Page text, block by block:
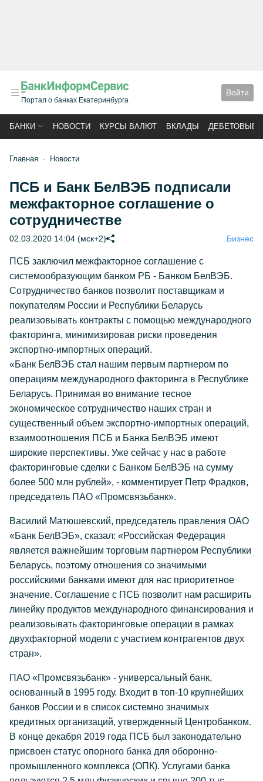
Портал о банках Екатеринбурга
Войти
БАНКИ НОВОСТИ КУРСЫ ВАЛЮТ ВКЛАДЫ ДЕБЕТОВЫЕ
Главная Новости
ПСБ и Банк БелВЭБ подписали
межфакторное соглашение о
сотрудничестве
02.03.2020 14:04 (мск+2) Бизнес
ПСБ заключил межфакторное cоглашение с
системообразующим банком РБ - Банком БелВЭБ.
Сотрудничество банков позволит поставщикам и
покупателям России и Республики Беларусь
реализовывать контракты с помощью международного
факторинга, минимизировав риски проведения
экспортно-импортных операций.
«Банк БелВЭБ стал нашим первым партнером по
операциям международного факторинга в Республике
Беларусь. Принимая во внимание тесное
экономическое сотрудничество наших стран и
cущественный объем экспортно-импортных операций,
взаимоотношения ПСБ и Банка БелВЭБ имеют
широкие перспективы. Уже сейчас у нас в работе
факторинговые сделки с Банком БелВЭБ на сумму
более 500 млн рублей», - комментирует Петр Фрадков,
председатель ПАО «Промсвязьбанк».
Василий Матюшевский, председатель правления ОАО
«Банк БелВЭБ», сказал: «Российская Федерация
является важнейшим торговым партнером Республики
Беларусь, поэтому отношения со значимыми
российскими банками имеют для нас приоритетное
значение. Соглашение с ПСБ позволит нам расширить
линейку продуктов международного финансирования и
реализовывать факторинговые операции в рамках
двухфакторной модели с участием контрагентов двух
стран».
ПАО «Промсвязьбанк» - универсальный банк,
основанный в 1995 году. Входит в топ-10 крупнейших
банков России и в список системно значимых
кредитных организаций, утвержденный Центробанком.
В конце декабря 2019 года ПСБ был законодательно
присвоен статус опорного банка для оборонно-
промышленного комплекса (ОПК). Услугами банка